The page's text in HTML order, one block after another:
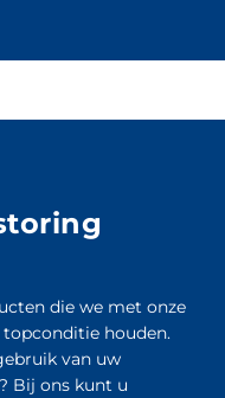
die we met onze
houden.
van uw
Bij ons kunt u